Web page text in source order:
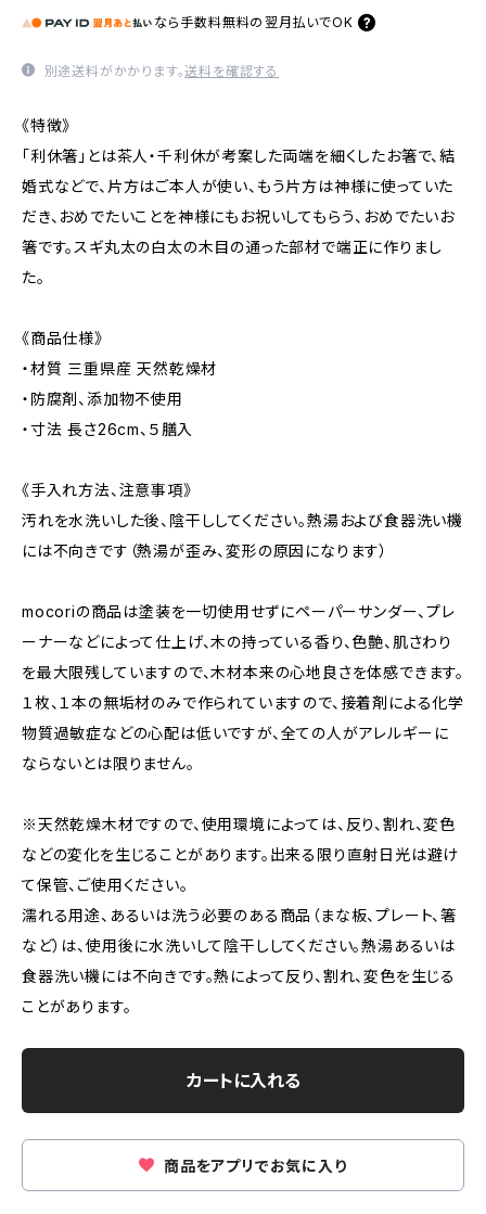
なら 手数料無料の 翌月払いでOK
別途送料がかかります。送料を確認する
《特徴》
「利休箸」とは茶人・千利休が考案した両端を細くしたお箸で、結
婚式などで、片方はご本人が使い、もう片方は神様に使っていた
だき、おめでたいことを神様にもお祝いしてもらう、おめでたいお
箸です。スギ丸太の白太の木目の通った部材で端正に作りまし
た。
《商品仕様》
・材質 三重県産 天然乾燥材
・防腐剤、添加物不使用
・寸法 長さ26cm、５膳入
《手入れ方法、注意事項》
汚れを水洗いした後、陰干ししてください。熱湯および食器洗い機
には不向きです（熱湯が歪み、変形の原因になります）
mocoriの商品は塗装を一切使用せずにペーパーサンダー、プレ
ーナーなどによって仕上げ、木の持っている香り、色艶、肌さわり
を最大限残していますので、木材本来の心地良さを体感できます。
１枚、１本の無垢材のみで作られていますので、接着剤による化学
物質過敏症などの心配は低いですが、全ての人がアレルギーに
ならないとは限りません。
※天然乾燥木材ですので、使用環境によっては、反り、割れ、変色
などの変化を生じることがあります。出来る限り直射日光は避け
て保管、ご使用ください。
濡れる用途、あるいは洗う必要のある商品（まな板、プレート、箸
など）は、使用後に水洗いして陰干ししてください。熱湯あるいは
食器洗い機には不向きです。熱によって反り、割れ、変色を生じる
ことがあります。
カートに入れる
商品をアプリでお気に入り